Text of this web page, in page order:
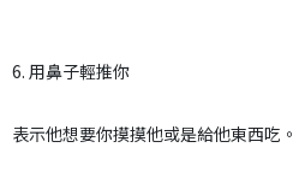
6. 用鼻子輕推你
表示他想要你摸摸他或是給他東西吃。